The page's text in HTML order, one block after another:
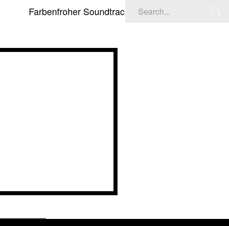
Farbenfroher Soundtrack: Deadpool & Wolverine